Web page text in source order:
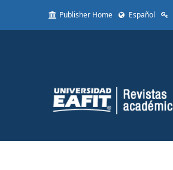
to
Content
Sidebar
Publisher Home Español